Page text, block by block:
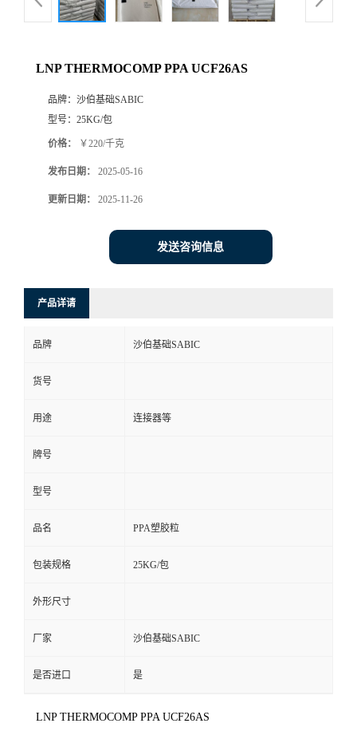
LNP THERMOCOMP PPA UCF26AS
品牌： 沙伯基础SABIC
型号： 25KG/包
价格： ￥220/千克
发布日期： 2025-05-16
更新日期： 2025-11-26
发送咨询信息
产品详请
品牌 沙伯基础SABIC
货号
用途 连接器等
牌号
型号
品名 PPA塑胶粒
包装规格 25KG/包
外形尺寸
厂家 沙伯基础SABIC
是否进口 是
LNP THERMOCOMP PPA UCF26AS